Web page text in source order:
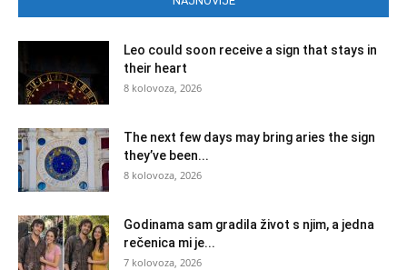
Leo could soon receive a sign that stays in
their heart
8 kolovoza, 2026
The next few days may bring aries the sign
they’ve been...
8 kolovoza, 2026
Godinama sam gradila život s njim, a jedna
rečenica mi je...
7 kolovoza, 2026